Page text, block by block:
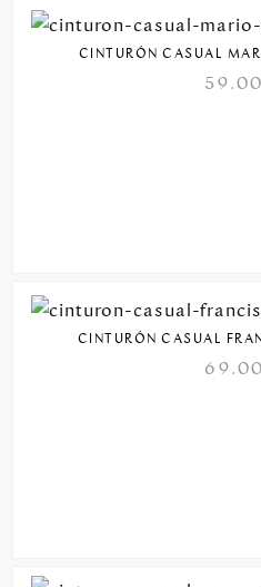
CINTURÓN CASUAL
59.00
CINTURÓN CASUAL
69.00